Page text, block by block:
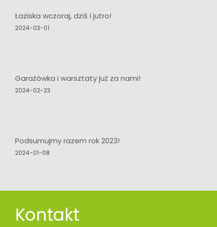
Łaziska wczoraj, dziś i jutro!
2024-03-01
Garażówka i warsztaty już za nami!
2024-02-23
Podsumujmy razem rok 2023!
2024-01-08
Kontakt